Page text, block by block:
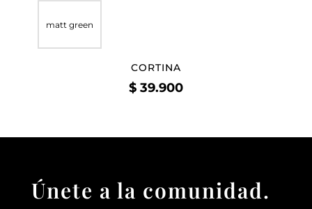
matt green
CORTINA
$39.900
Únete a la comunidad.